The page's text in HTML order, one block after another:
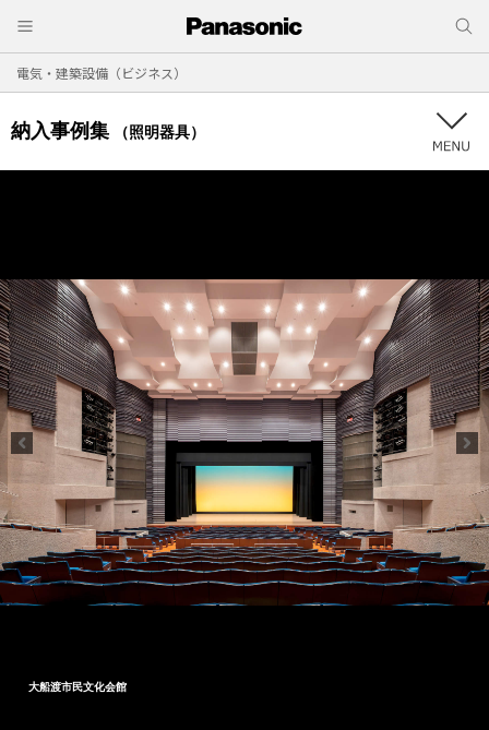
電気・建築設備（ビジネス）
納入事例集 （照明器具）
大船渡市民文化会館